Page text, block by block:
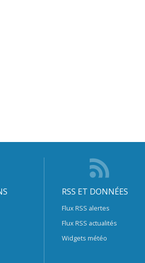
RSS ET DONNÉES
Flux RSS alertes
Flux RSS actualités
Widgets météo